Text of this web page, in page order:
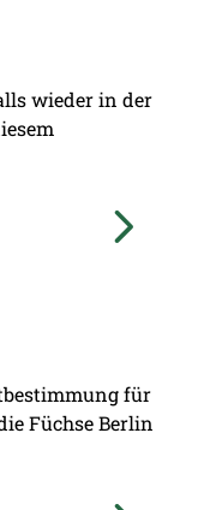
wieder in der
für
Füchse Berlin